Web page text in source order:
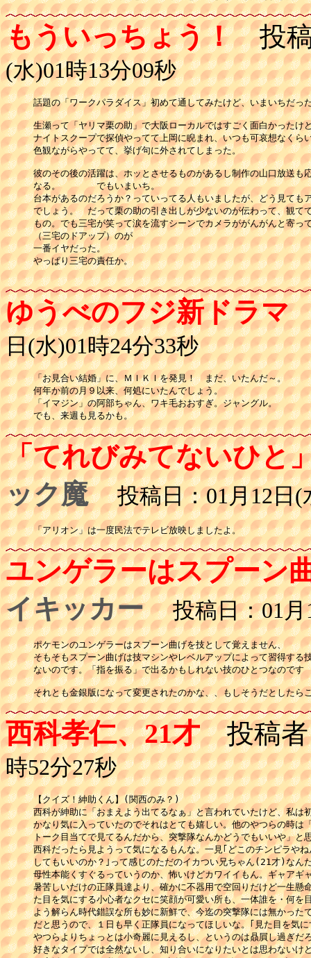
もういっちょう！投稿
(水)01時13分09秒
話題の「ワークパラダイス」初めて通してみたけど、いまいちだっ
生瀬って「ヤリマ栗の助」で大阪ローカルではすごく面白かったけ
ナイトスクープで探偵やってて上岡に睨まれ、いつも可哀想なくら
色観ながらやってて、挙げ句に外されてしまった。
彼のその後の活躍は、ホッとさせるものがあるし制作の山口放送も
なる。　　　　でもいまいち。
台本があるのだろうか？っていってる人もいましたが、どう見ても
でしょう。　だって栗の助の引き出しが少ないのが伝わって、観て
もの。でも三宅が笑って涙を流すシーンでカメラががんがんと寄っ
（三宅のドアップ）のが
一番イヤだった。
やっぱり三宅の責任か。
ゆうべのフジ新ドラマ
日(水)01時24分33秒
「お見合い結婚」に、ＭＩＫＩを発見！　まだ、いたんだ～。
何年か前の月９以来、何処にいたんでしょう。
「イマジン」の阿部ちゃん、ワキ毛おおすぎ。ジャングル。
でも、来週も見るかも。
「てれびみてないひと
ック魔 投稿日：01月12日(
「アリオン」は一度民法でテレビ放映しましたよ。
ユンゲラーはスプーン
イキッカー 投稿日：01月
ポケモンのユンゲラーはスプーン曲げを技として覚えません、
そもそもスプーン曲げは技マシンやレベルアップによって習得する
ないのです。「指を振る」で出るかもしれない技のひとつなのです
それとも金銀版になって変更されたのかな、、もしそうだとしたら
西科孝仁、21才投稿者
時52分27秒
【クイズ！紳助くん】(関西のみ？)
西科が紳助に「おまえよう出てるなぁ」と言われていたけど、私は
かなり気に入っていたのでそれはとても嬉しい。他のやつらの時は
トーク目当てで見てるんだから、突撃隊なんかどうでもいいや」と
西科だったら見ようって気になるもんな。一見｢どこのチンピラや
してもいいのか？｣って感じのただのイカつい兄ちゃん(21才)なん
母性本能くすぐるっていうのか、怖いけどカワイイもん。ギャアギ
暑苦しいだけの正隊員達より、確かに不器用で空回りだけど一生懸
た目を気にする小心者なクセに笑顔が可愛い所も、一体誰を・何を
よう解らん時代錯誤な所も妙に新鮮で、今迄の突撃隊には無かった
だと思うので、１日も早く正隊員になってほしいな。｢見た目を気
やつらよりちょっとは小奇麗に見えるし、というのは贔屓し過ぎだ
好きなタイプでは全然ないし、知り合いになりたいとは思わないけ